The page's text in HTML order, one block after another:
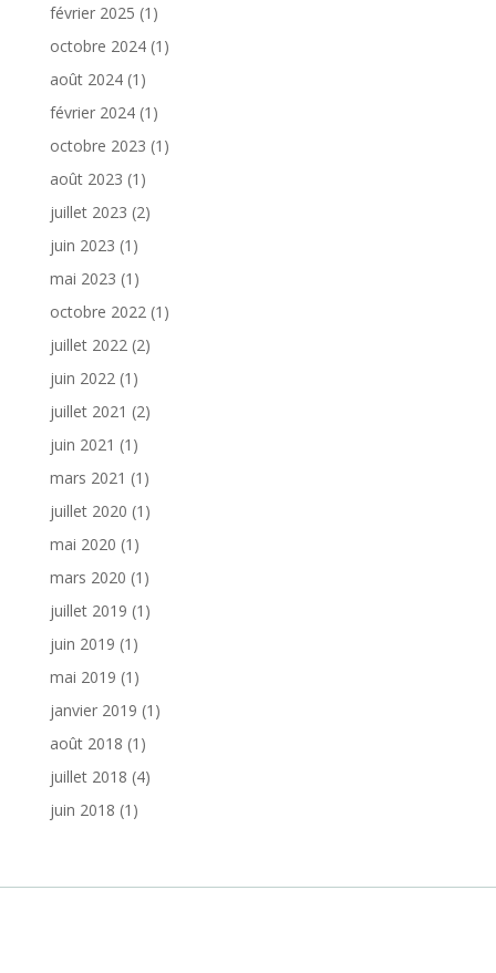
février 2025 (1)
octobre 2024(1)
août 2024(1)
février 2024(1)
octobre 2023 (1)
août 2023 (1)
juillet 2023 (2)
juin 2023 (1)
mai 2023 (1)
octobre 2022 (1)
juillet 2022 (2)
juin 2022 (1)
juillet 2021 (2)
juin 2021 (1)
mars 2021 (1)
juillet 2020 (1)
mai 2020 (1)
mars 2020 (1)
juillet 2019 (1)
juin 2019 (1)
mai 2019 (1)
janvier 2019 (1)
août 2018 (1)
juillet 2018 (4)
juin 2018 (1)